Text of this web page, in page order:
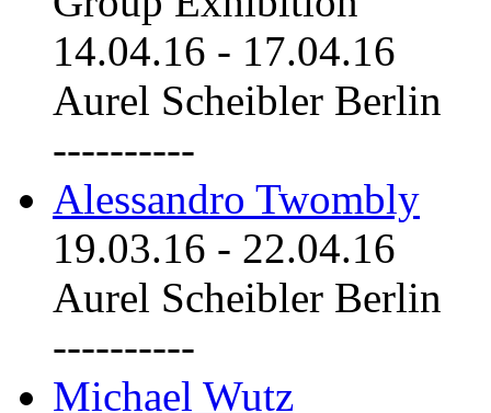
14.04.16 - 17.04.16
Aurel Scheibler Berlin
----------
Alessandro Twombly
19.03.16 - 22.04.16
Aurel Scheibler Berlin
----------
Michael Wutz